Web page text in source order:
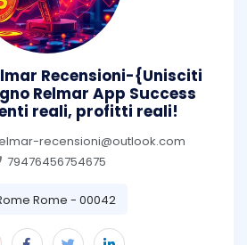
Recensioni-{Unisciti
Relmar App Success
reali, profitti reali!
recensioni@outlook.com
79476456754675
Rome - 00042